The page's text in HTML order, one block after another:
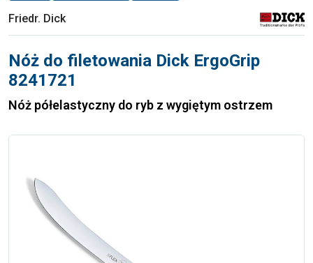
Friedr. Dick
Nóż do filetowania Dick ErgoGrip
8241721
Nóż półelastyczny do ryb z wygiętym ostrzem